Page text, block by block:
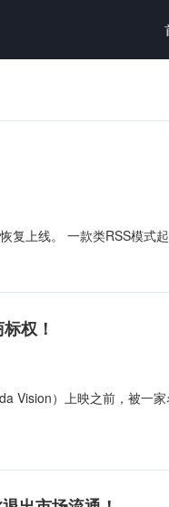
复上线。 一款类RSS模式
权！
Vision）上映之前，被一